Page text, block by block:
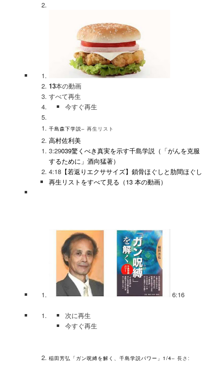
13本の動画
すべて再生
今すぐ再生
千島森下学説– 再生リスト
高村佐利美
3:29039驚くべき真実を示す千島学説（「がんを克服
するために」酒向猛著）
4:18 【若返りエクササイズ】鎖骨ほぐしと肋間ほぐし
再生リストをすべて見る（13 本の動画）
6:16
次に再生
今すぐ再生
稲田芳弘「ガン呪縛を解く、千島学説パワー」1/4– 長さ: